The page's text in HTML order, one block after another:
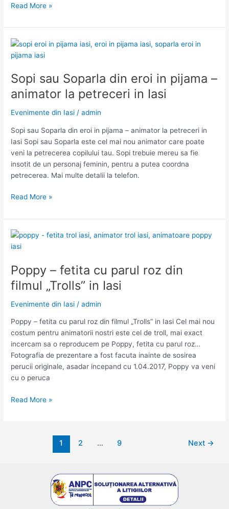
Pisoi
Eroi
in
Pijama
–
animator
la
petreceri
copii
in
Iasi
Read More »
Sopi sau Soparla din eroi in pijama –
animator la petreceri in Iasi
Evenimente din Iasi /admin
Sopi sau Soparla din eroi in pijama – animator la petreceri in
Iasi Sopi sau Soparla este cel mai nou animator care poate
veni la petrecerea copilului tau. Sopi trebuie mereu sa fie
insotit de un personaj feminin, pentru a putea coordna
petrecerea. Mai multe detalii la telefon.
Sopi
Soparla
din
eroi
pijama
–
animator
petreceri
in
Iasi
Read More »
Poppy – fetita cu parul roz din
filmul „Trolls” in Iasi
Evenimente din Iasi /admin
Poppy – fetita cu parul roz din filmul „Trolls” in Iasi Cel mai nou
costum pentru animatorii nostri este cel de troll, mai exact
incercam sa o reproducem pe Poppy, fetita cu parul roz…
Fotografia de prezentare a fost facuta inainte de sosirea
perucii originale, asadar incepand cu 1.04.2017, Poppy va veni
cu o peruca
Poppy
Read More »
1 2 … 9 Next →